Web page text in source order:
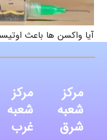
آیا واکسن ها باعث
مرکز
شعبه
شرق
مرکز
شعبه
غرب